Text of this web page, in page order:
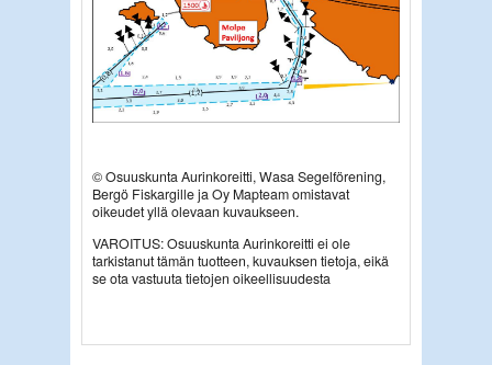
© Osuuskunta Aurinkoreitti, Wasa Segelförening,
Bergö Fiskargille ja Oy Mapteam omistavat
oikeudet yllä olevaan kuvaukseen.
VAROITUS: Osuuskunta Aurinkoreitti ei ole
tarkistanut tämän tuotteen, kuvauksen tietoja, eikä
se ota vastuuta tietojen oikeellisuudesta